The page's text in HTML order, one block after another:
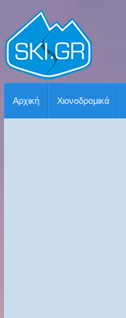
Αρχική Χιονοδρομικά